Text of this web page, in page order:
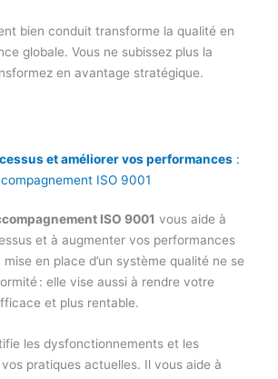
bien conduit transforme la qualité en
globale. Vous ne subissez plus la
en avantage stratégique.
et améliorer vos performances :
ISO 9001
ISO 9001 vous aide à
et à augmenter vos performances
en place d’un système qualité ne se
: elle vise aussi à rendre votre
et plus rentable.
les dysfonctionnements et les
pratiques actuelles. Il vous aide à